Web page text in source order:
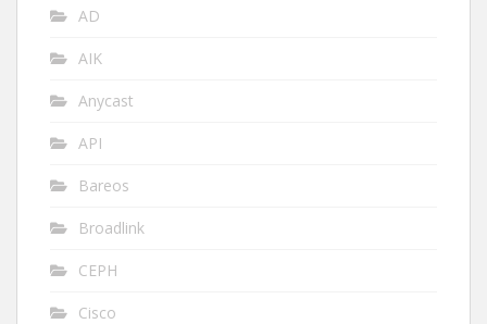
AD
AIK
Anycast
API
Bareos
Broadlink
CEPH
Cisco